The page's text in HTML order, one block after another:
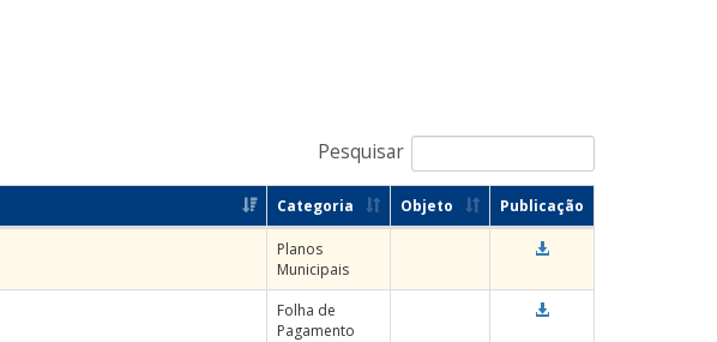
Pesquisar
Categoria Objeto Publicação
Planos
Municipais
Folha de
Pagamento